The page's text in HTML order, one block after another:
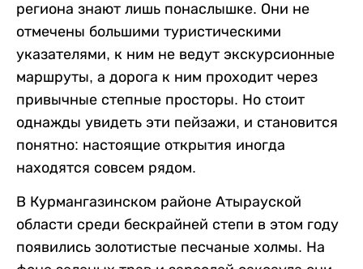
региона знают лишь понаслышке. Они не
отмечены большими туристическими
указателями, к ним не ведут экскурсионные
маршруты, а дорога к ним проходит через
привычные степные просторы. Но стоит
однажды увидеть эти пейзажи, и становится
понятно: настоящие открытия иногда
находятся совсем рядом.
В Курмангазинском районе Атырауской
области среди бескрайней степи в этом году
появились золотистые песчаные холмы. На